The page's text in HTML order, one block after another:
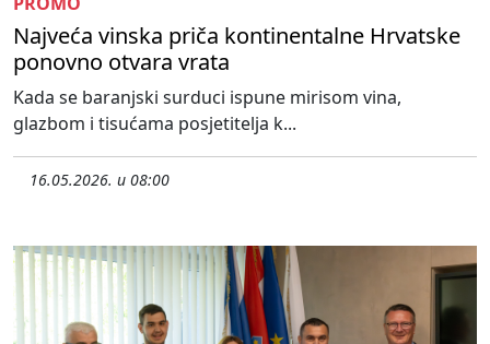
Najveća vinska priča kontinentalne Hrvatske
ponovno otvara vrata
Kada se baranjski surduci ispune mirisom vina,
glazbom i tisućama posjetitelja k...
16.05.2026. u 08:00